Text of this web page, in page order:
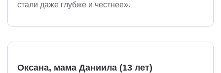
стали даже глубже и честнее».
Оксана, мама Даниила (13 лет)